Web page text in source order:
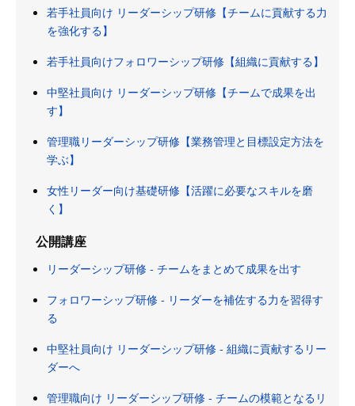
若手社員向け リーダーシップ研修【チームに貢献する力
を強化する】
若手社員向けフォロワーシップ研修【組織に貢献する】
中堅社員向け リーダーシップ研修【チームで成果を出
す】
管理職リーダーシップ研修【業務管理と目標設定方法を
学ぶ】
女性リーダー向け基礎研修【活躍に必要なスキルを磨
く】
公開講座
リーダーシップ研修 - チームをまとめて成果を出す
フォロワーシップ研修 - リーダーを補佐する力を習得す
る
中堅社員向け リーダーシップ研修 - 組織に貢献するリー
ダーへ
管理職向け リーダーシップ研修 - チームの模範となるリ